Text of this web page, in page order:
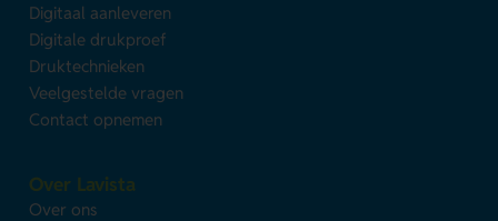
Digitaal aanleveren
Digitale drukproef
Druktechnieken
Veelgestelde vragen
Contact opnemen
Over Lavista
Over ons